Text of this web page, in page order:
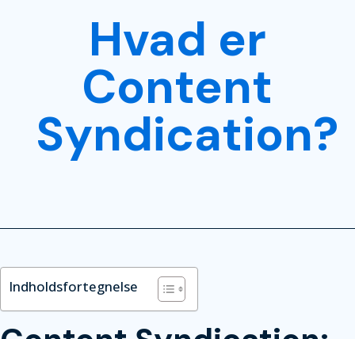
Hvad er
Content
Syndication?
Indholdsfortegnelse